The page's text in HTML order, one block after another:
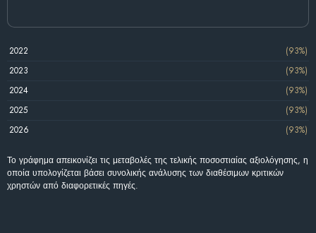
2022
(93%)
2023
(93%)
2024
(93%)
2025
(93%)
2026
(93%)
Το γράφημα απεικονίζει τις μεταβολές της τελικής ποσοστιαίας αξιολόγησης, η
οποία υπολογίζεται βάσει συνολικής ανάλυσης των διαθέσιμων κριτικών
χρηστών από διαφορετικές πηγές.